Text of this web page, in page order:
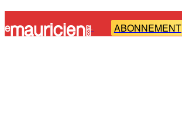
- ABONNEMENT